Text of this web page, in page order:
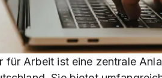
für Arbeit ist eine zentrale